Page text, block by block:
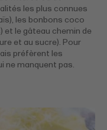
les plus connues
les bonbons coco
le gâteau chemin de
et au sucre). Pour
préfèrent les
ne manquent pas.